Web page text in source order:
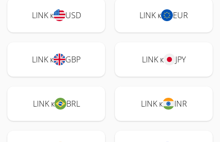
LINK к USD LINK к EUR
LINK к GBP LINK к JPY
LINK к BRL LINK к INR